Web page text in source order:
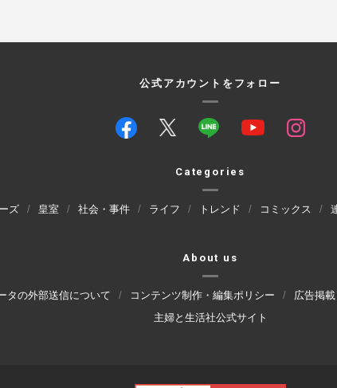
公式アカウントをフォロー
Categories
ズ 皇室 社会・事件 ライフ トレンド コミックス
About us
タの外部送信について コンテンツ制作・編集ポリシー 広告掲載
主婦と生活社公式サイト